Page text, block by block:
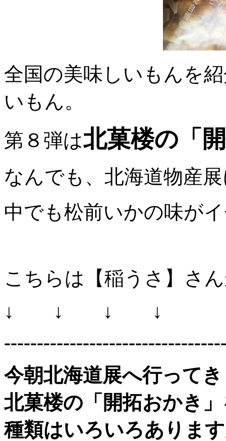
全国の美味しいもんを
いもん。
第８弾は北菓楼の「
なんでも、北海道物産
中でも松前いかの味が
こちらは【稲うさ】さ
↓ ↓ ↓ ↓
今朝北海道展へ行って
北菓楼の「開拓おかき
種類はいろいろありま